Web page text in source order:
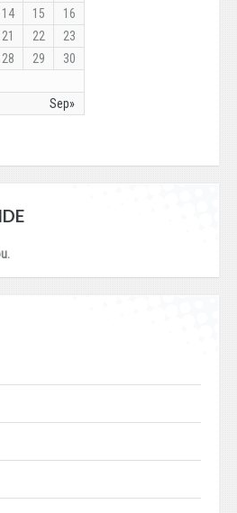
Sep»
14 15
16
21 22
23
28 29
30